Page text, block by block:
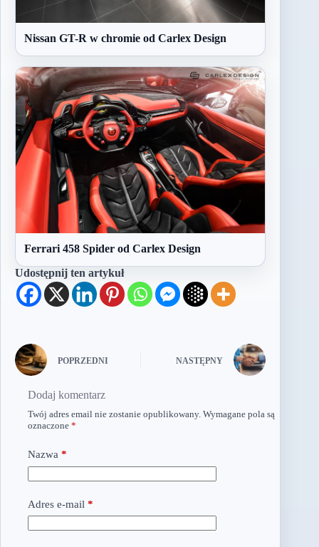
Nissan GT-R w chromie od Carlex Design
Ferrari 458 Spider od Carlex Design
Udostępnij ten artykuł
POPRZEDNI NASTĘPNY
Dodaj komentarz
Twój adres email nie zostanie opublikowany. Wymagane pola są
oznaczone *
Nazwa *
Adres e-mail *